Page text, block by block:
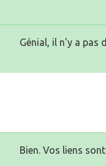
Génial, il n'y a pas
Bien. Vos liens